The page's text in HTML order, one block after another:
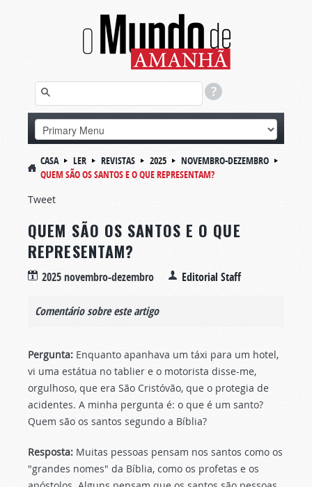
CASA LER REVISTAS 2025
NOVEMBRO-DEZEMBRO
QUEM SÃO OS SANTOS E O QUE REPRESENTAM?
Tweet
QUEM SÃO OS SANTOS E O QUE
REPRESENTAM?
2025 novembro-dezembro Editorial Staff
Comentário sobre este artigo
Pergunta: Enquanto apanhava um táxi para um hotel,
vi uma estátua no tablier e o motorista disse-me,
orgulhoso, que era São Cristóvão, que o protegia de
acidentes. A minha pergunta é: o que é um santo?
Quem são os santos segundo a Bíblia?
Resposta: Muitas pessoas pensam nos santos como os
"grandes nomes" da Bíblia, como os profetas e os